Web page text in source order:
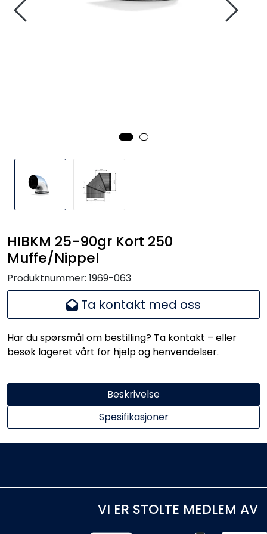
HIBKM 25-90gr Kort 250
Muffe/Nippel
Produktnummer: 1969-063
Ta kontakt med oss
Har du spørsmål om bestilling? Ta kontakt – eller
besøk lageret vårt for hjelp og henvendelser.
Beskrivelse
Spesifikasjoner
VI ER STOLTE MEDLEM AV
Handle her!